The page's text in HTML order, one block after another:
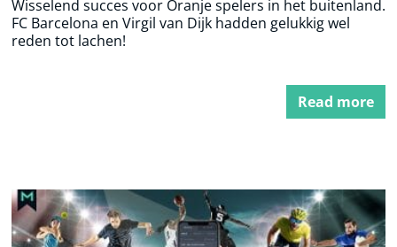
Wisselend succes voor Oranje spelers in het buitenland.
FC Barcelona en Virgil van Dijk hadden gelukkig wel
reden tot lachen!
Read more